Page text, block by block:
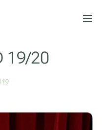
19/20